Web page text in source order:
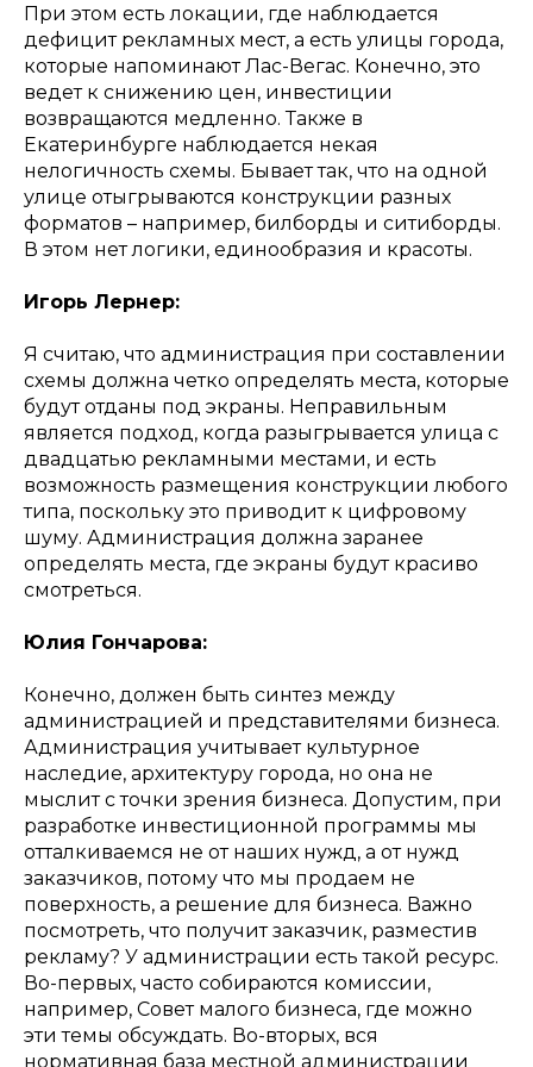
При этом есть локации, где наблюдается
дефицит рекламных мест, а есть улицы города,
которые напоминают Лас-Вегас. Конечно, это
ведет к снижению цен, инвестиции
возвращаются медленно. Также в
Екатеринбурге наблюдается некая
нелогичность схемы. Бывает так, что на одной
улице отыгрываются конструкции разных
форматов – например, билборды и ситиборды.
В этом нет логики, единообразия и красоты.
Игорь Лернер:
Я считаю, что администрация при составлении
схемы должна четко определять места, которые
будут отданы под экраны. Неправильным
является подход, когда разыгрывается улица с
двадцатью рекламными местами, и есть
возможность размещения конструкции любого
типа, поскольку это приводит к цифровому
шуму. Администрация должна заранее
определять места, где экраны будут красиво
смотреться.
Юлия Гончарова:
Конечно, должен быть синтез между
администрацией и представителями бизнеса.
Администрация учитывает культурное
наследие, архитектуру города, но она не
мыслит с точки зрения бизнеса. Допустим, при
разработке инвестиционной программы мы
отталкиваемся не от наших нужд, а от нужд
заказчиков, потому что мы продаем не
поверхность, а решение для бизнеса. Важно
посмотреть, что получит заказчик, разместив
рекламу? У администрации есть такой ресурс.
Во-первых, часто собираются комиссии,
например, Совет малого бизнеса, где можно
эти темы обсуждать. Во-вторых, вся
нормативная база местной администрации